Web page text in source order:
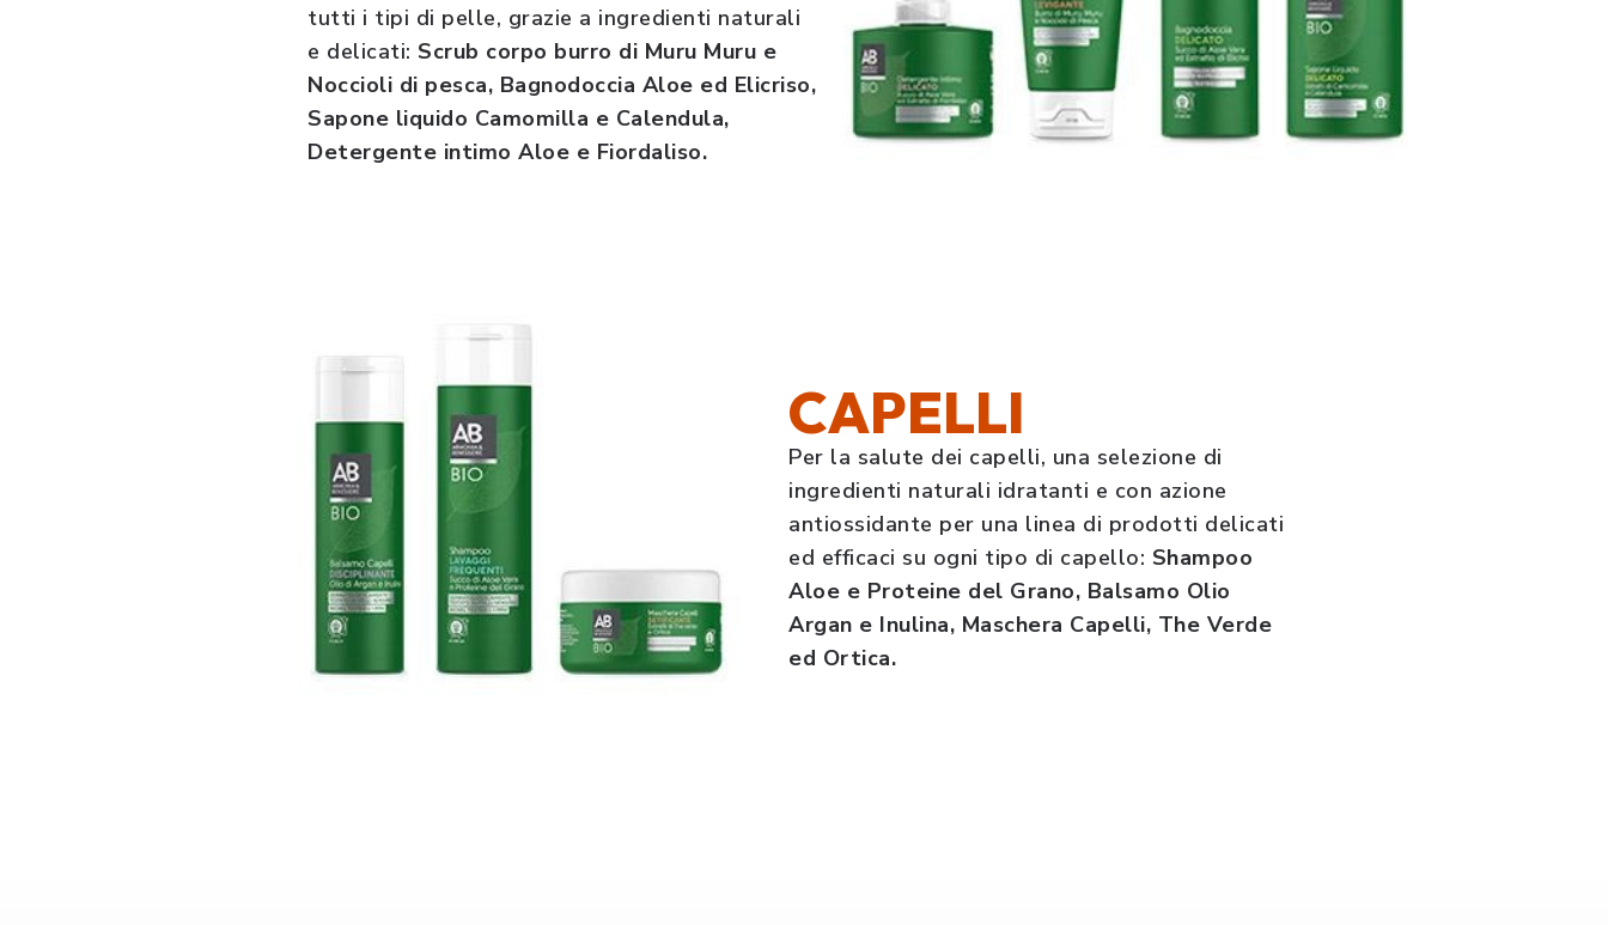
tutti i tipi di pelle, grazie a ingredienti naturali
e delicati: Scrub corpo burro di Muru Muru e
Noccioli di pesca, Bagnodoccia Aloe ed Elicriso,
Sapone liquido Camomilla e Calendula,
Detergente intimo Aloe e Fiordaliso.
CAPELLI
Per la salute dei capelli, una selezione di
ingredienti naturali idratanti e con azione
antiossidante per una linea di prodotti delicati
ed efficaci su ogni tipo di capello: Shampoo
Aloe e Proteine del Grano, Balsamo Olio
Argan e Inulina, Maschera Capelli, The Verde
ed Ortica.